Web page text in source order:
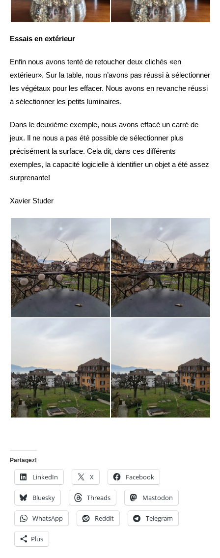
Essais en extérieur
Enfin nous avons tenté de retoucher deux clichés «en
extérieur». Sur la table, nous n’avons pas réussi à sélectionner
les végétaux pour les effacer. Nous avons en revanche réussi
à sélectionner les petits luminaires.
Dans le deuxième exemple, nous avons effacé un carré de
jeux. Il ne nous a pas été possible de sélectionner plus
précisément la surface. Cela dit, dans ces différents
exemples, la capacité logicielle à identifier un objet a été assez
surprenante!
Xavier Studer
Partagez!
LinkedIn X Facebook
Bluesky Threads Mastodon
WhatsApp Reddit Telegram
Plus